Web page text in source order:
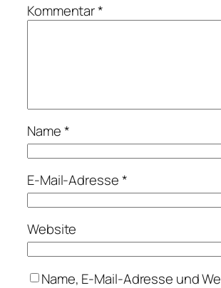
Kommentar*
Name*
E-Mail-Adresse*
Website
Name, E-Mail-Adresse und